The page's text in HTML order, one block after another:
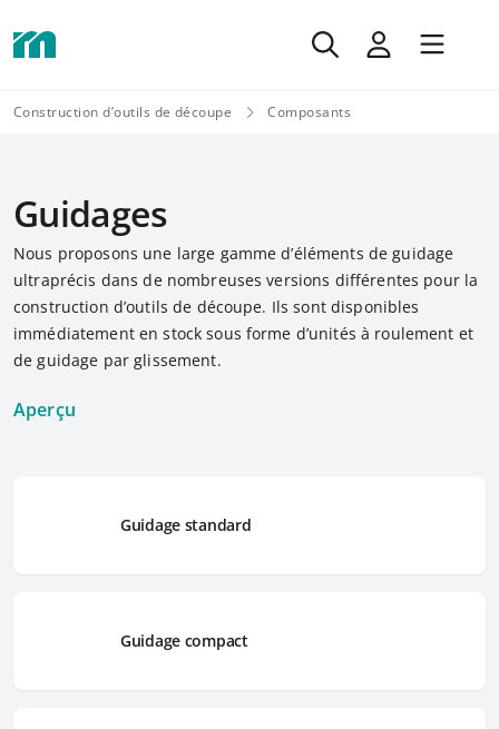
Construction d’outils de découpe Composants
Guidages
Nous proposons une large gamme d’éléments de guidage
ultraprécis dans de nombreuses versions différentes pour la
construction d’outils de découpe. Ils sont disponibles
immédiatement en stock sous forme d’unités à roulement et
de guidage par glissement.
Aperçu
Guidage standard
Guidage compact